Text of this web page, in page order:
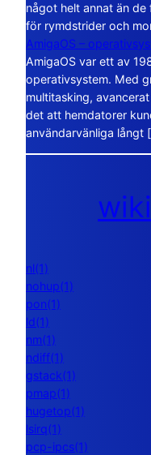
något helt annat än de
för rymdstrider och
AmigaOS –
AmigaOS var ett av
operativsystem. Med
multitasking,
det att hemdatorer
användarvänliga långt
nl(1)
nohup(1)
pon(1)
ld(1)
nm(1)
ndiff(1)
gstack(1)
pmap(1)
hugetop(1)
lsirq(1)
pcp-ipcs(1)